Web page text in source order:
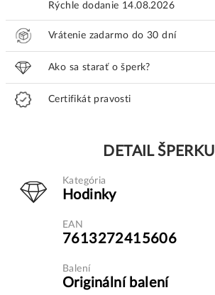
Rýchle dodanie 14.08.2026
Vrátenie zadarmo do 30 dní
Ako sa starať o šperk?
Certifikát pravosti
DETAIL ŠPERKU
Kategória
Hodinky
EAN
7613272415606
Balení
Originální balení